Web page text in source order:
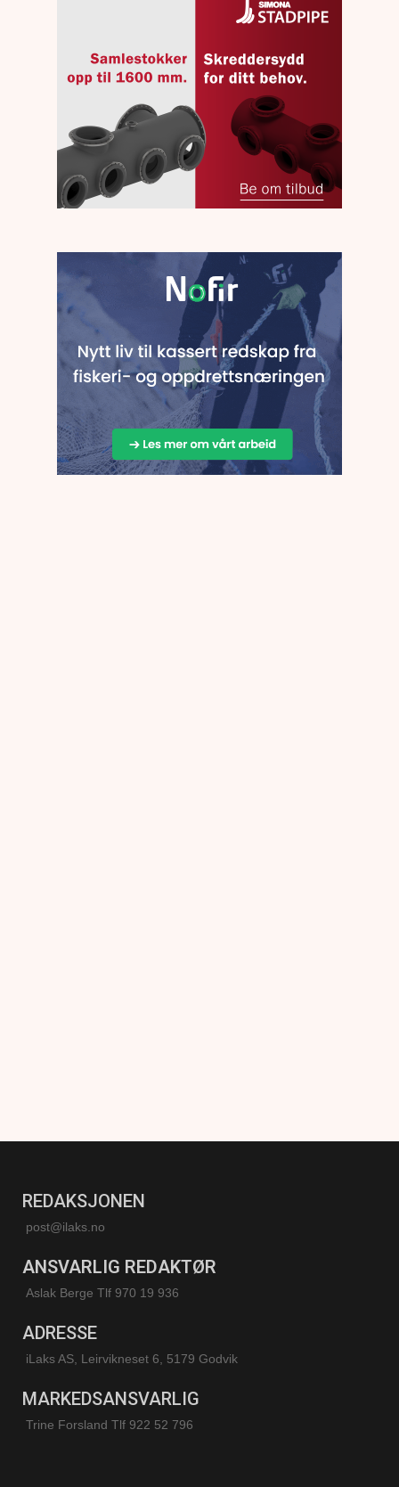
REDAKSJONEN
post@ilaks.no
ANSVARLIG REDAKTØR
Aslak Berge Tlf 970 19 936
ADRESSE
iLaks AS, Leirvikneset 6, 5179 Godvik
MARKEDSANSVARLIG
Trine Forsland Tlf 922 52 796